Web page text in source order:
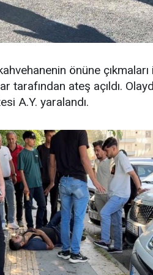
önüne çıkmaları
tarafından ateş açıldı.
A.Y. yaralandı.